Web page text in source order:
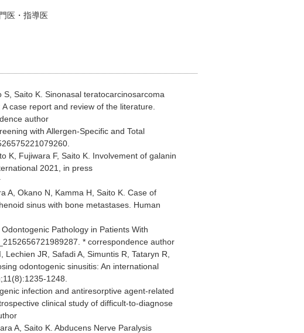
医・指導医
Saito K. Sinonasal teratocarcinosarcoma
case report and review of the literature.
author
with Allergen-Specific and Total
K, Fujiwara F, Saito K. Involvement of galanin
2021, in press
A, Okano N, Kamma H, Saito K. Case of
sinus with bone metastases. Human
Pathology in Patients With
* correspondence author
JR, Safadi A, Simuntis R, Tataryn R,
odontogenic sinusitis: An international
1248.
infection and antiresorptive agent-related
clinical study of difficult-to-diagnose
A, Saito K. Abducens Nerve Paralysis